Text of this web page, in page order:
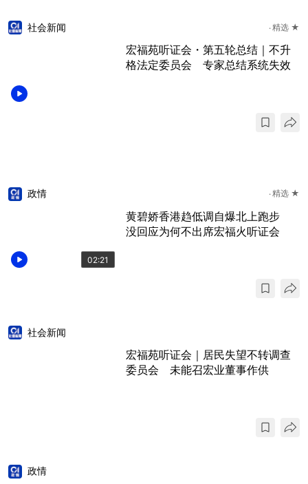
社会新闻 精选 ★
宏福苑听证会・第五轮总结｜不升
格法定委员会 专家总结系统失效
02:21
政情 精选 ★
黄碧娇香港趋低调自爆北上跑步
没回应为何不出席宏福火听证会
社会新闻
宏福苑听证会｜居民失望不转调查
委员会 未能召宏业董事作供
政情